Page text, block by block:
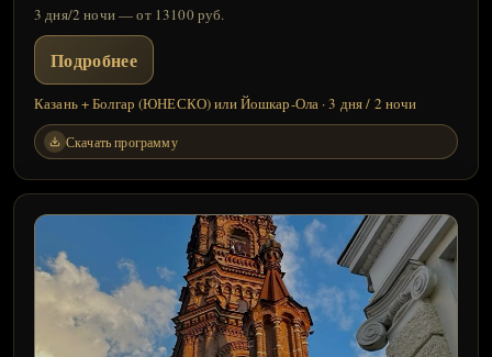
3 дня/2 ночи — от 13100 руб.
Подробнее
Казань + Болгар (ЮНЕСКО) или Йошкар-Ола · 3 дня / 2 ночи
Скачать программу